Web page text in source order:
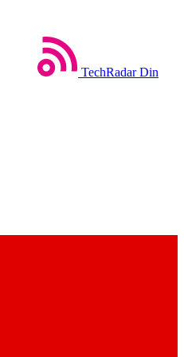
TechRadar Din